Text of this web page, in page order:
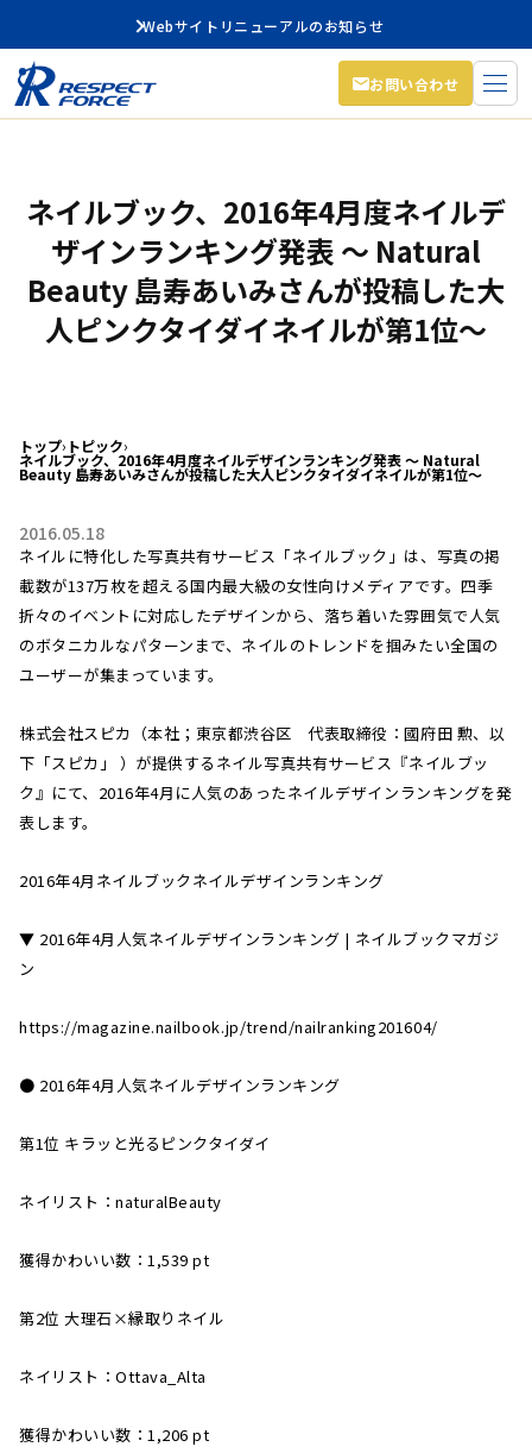
Webサイトリニューアルのお知らせ
お問い合わせ
ネイルブック、2016年4月度ネイルデ
ザインランキング発表 〜 Natural
Beauty 島寿あいみさんが投稿した大
人ピンクタイダイネイルが第1位〜
トップ› トピック›
ネイルブック、2016年4月度ネイルデザインランキング発表 〜 Natural
Beauty 島寿あいみさんが投稿した大人ピンクタイダイネイルが第1位〜
2016.05.18
ネイルに特化した写真共有サービス「ネイルブック」は、写真の掲
載数が137万枚を超える国内最大級の女性向けメディアです。四季
折々のイベントに対応したデザインから、落ち着いた雰囲気で人気
のボタニカルなパターンまで、ネイルのトレンドを掴みたい全国の
ユーザーが集まっています。
株式会社スピカ（本社；東京都渋谷区 代表取締役：國府田 勲、以
下「スピカ」 ）が提供するネイル写真共有サービス『ネイルブッ
ク』にて、2016年4月に人気のあったネイルデザインランキングを発
表します。
2016年4月ネイルブックネイルデザインランキング
▼ 2016年4月人気ネイルデザインランキング | ネイルブックマガジ
ン
https://magazine.nailbook.jp/trend/nailranking201604/
● 2016年4月人気ネイルデザインランキング
第1位 キラッと光るピンクタイダイ
ネイリスト：naturalBeauty
獲得かわいい数：1,539 pt
第2位 大理石×縁取りネイル
ネイリスト：Ottava_Alta
獲得かわいい数：1,206 pt